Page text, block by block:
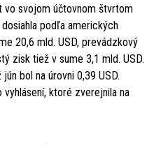
svojom účtovnom štvrtom
podľa amerických
20,6 mld. USD, prevádzkový
zisk tiež v sume 3,1 mld. USD.
bol na úrovni 0,39 USD.
ktoré zverejnila na